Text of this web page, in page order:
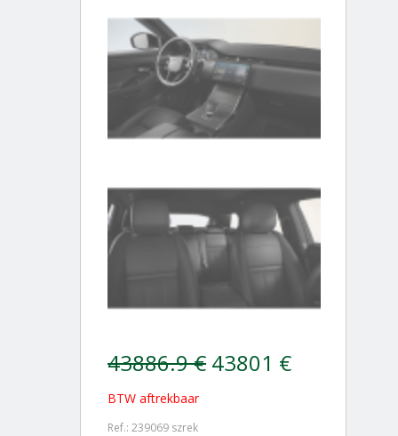
43886.9 € 43801 €
BTW aftrekbaar
Ref.: 239069 szrek